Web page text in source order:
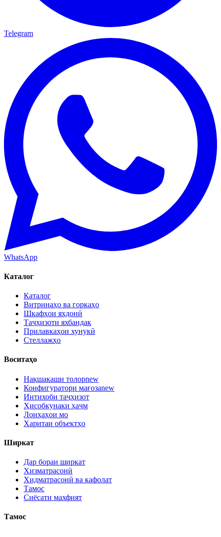
Telegram
WhatsApp
Каталог
Каталог
Витринаҳо ва горкаҳо
Шкафҳои яхдонӣ
Таҷҳизоти яхбандак
Прилавкаҳои хунукӣ
Стеллажҳо
Воситаҳо
Нақшакаши толорnew
Конфигуратори мағозаnew
Интихоби таҷҳизот
Ҳисобкунаки ҳаҷм
Лоиҳаҳои мо
Харитаи объектҳо
Ширкат
Дар бораи ширкат
Хизматрасонӣ
Хидматрасонӣ ва кафолат
Тамос
Сиёсати махфият
Тамос